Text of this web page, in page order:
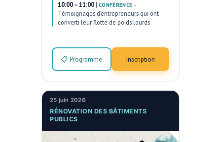
10:00 – 11:00 | CONFÉRENCE –
Témoignages d’entrepreneurs qui ont
converti leur flotte de poids lourds
📋 Programme Inscription
25 juin 2026
RÉNOVATION DES BÂTIMENTS
PUBLICS